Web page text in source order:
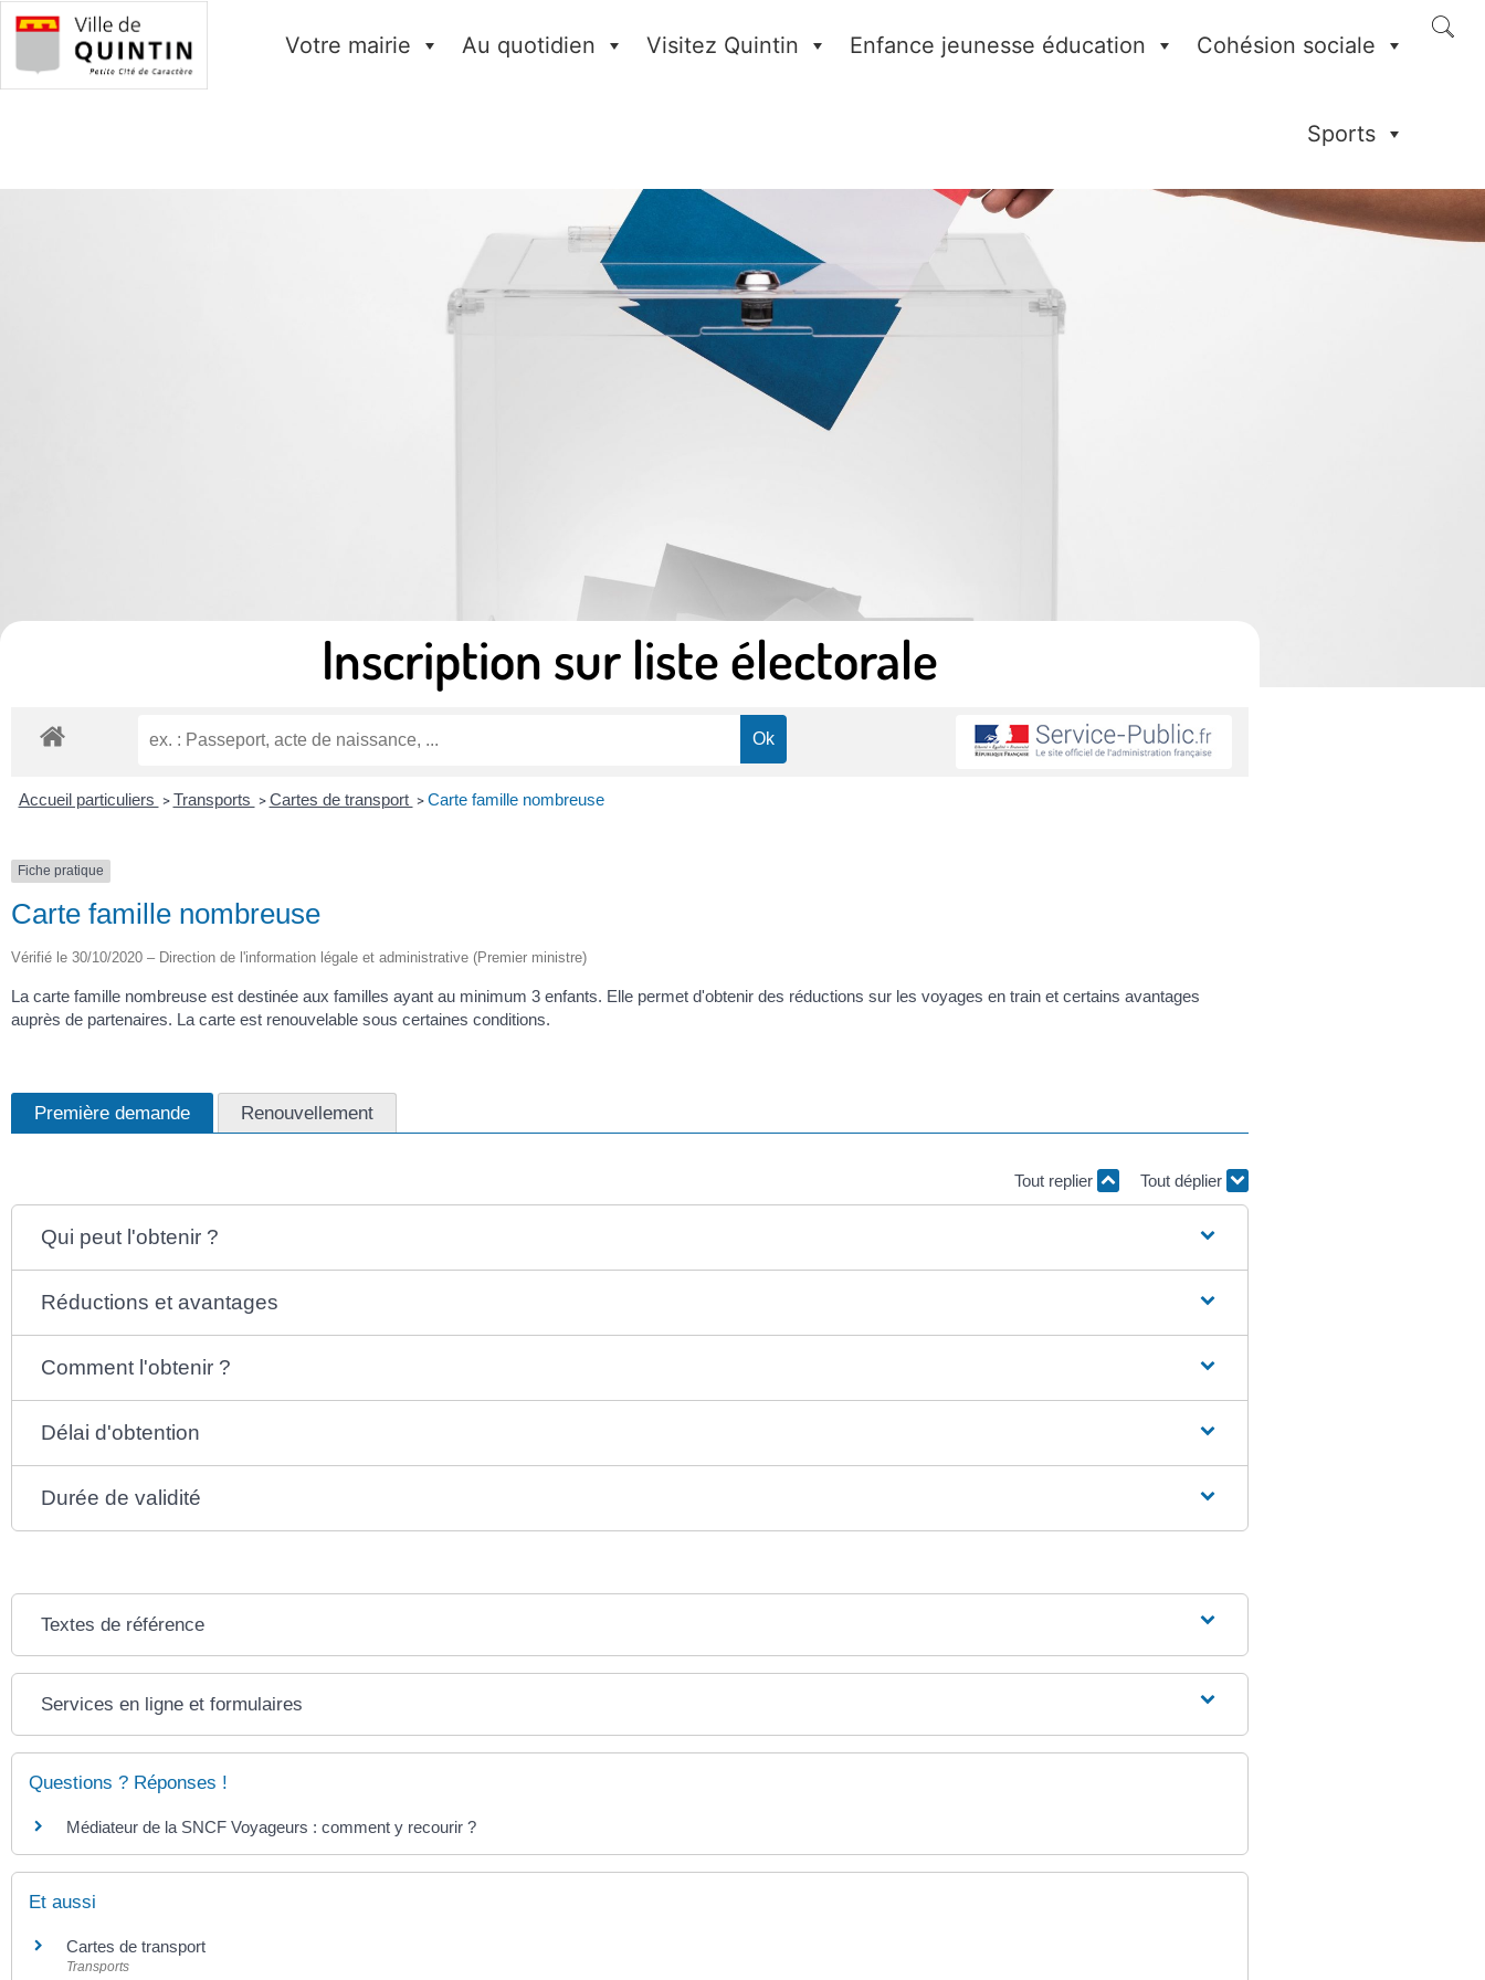
Votre mairie Au quotidien Visitez Quintin Enfance jeunesse éducation Cohésion sociale
Sports
Inscription sur liste électorale
Accueil particuliers > Transports > Cartes de transport > Carte famille nombreuse
Fiche pratique
Carte famille nombreuse
Vérifié le 30/10/2020 – Direction de l'information légale et administrative (Premier ministre)
La carte famille nombreuse est destinée aux familles ayant au minimum 3 enfants. Elle permet d'obtenir des réductions sur les voyages en train et certains avantages
auprès de partenaires. La carte est renouvelable sous certaines conditions.
Première demande Renouvellement
Tout replier Tout déplier
Qui peut l'obtenir ?
Réductions et avantages
Comment l'obtenir ?
Délai d'obtention
Durée de validité
Textes de référence
Services en ligne et formulaires
Questions ? Réponses !
Médiateur de la SNCF Voyageurs : comment y recourir ?
Et aussi
Cartes de transport
Transports